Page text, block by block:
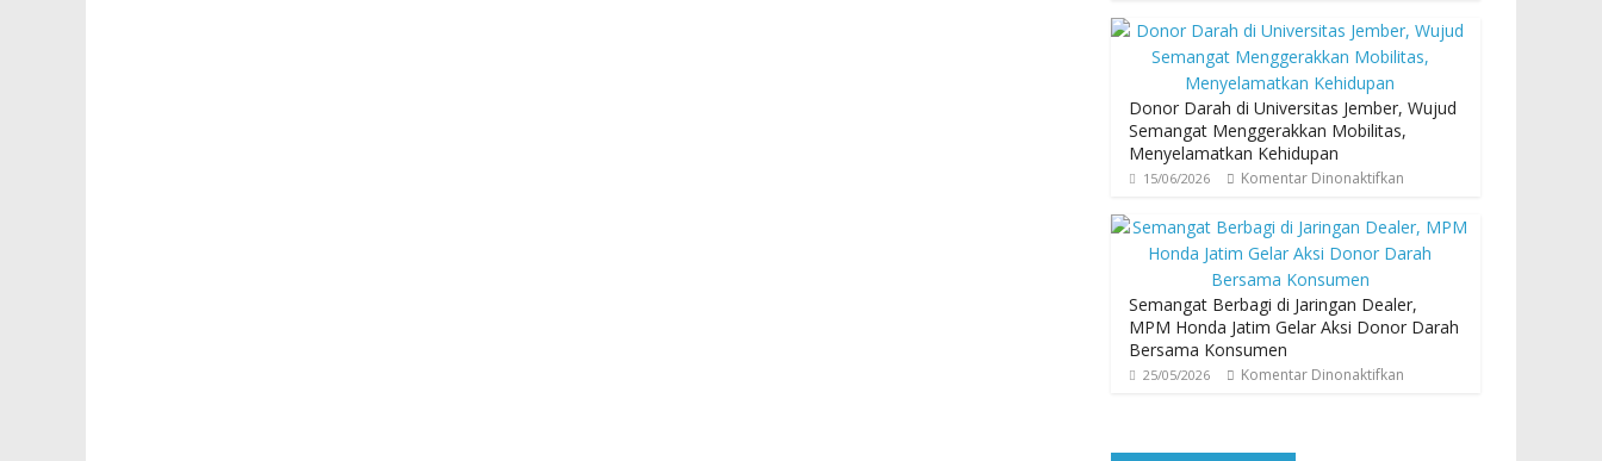
Donor Darah di Universitas Jember, Wujud
Semangat Menggerakkan Mobilitas,
Menyelamatkan Kehidupan
15/06/2026 Komentar Dinonaktifkan
Semangat Berbagi di Jaringan Dealer,
MPM Honda Jatim Gelar Aksi Donor Darah
Bersama Konsumen
25/05/2026 Komentar Dinonaktifkan